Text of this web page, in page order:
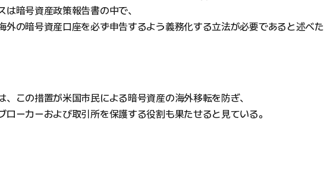
は暗号資産政策報告書の中で、
外の暗号資産口座を必ず申告するよう義務化する立法が必要であると述べた
、この措置が米国市民による暗号資産の海外移転を防ぎ、
ローカーおよび取引所を保護する役割も果たせると見ている。